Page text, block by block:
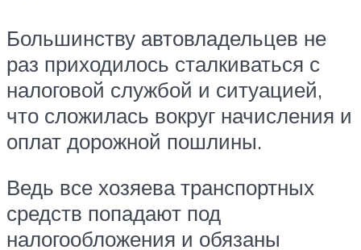
Большинству автовладельцев не
раз приходилось сталкиваться с
налоговой службой и ситуацией,
что сложилась вокруг начисления и
оплат дорожной пошлины.
Ведь все хозяева транспортных
средств попадают под
налогообложения и обязаны